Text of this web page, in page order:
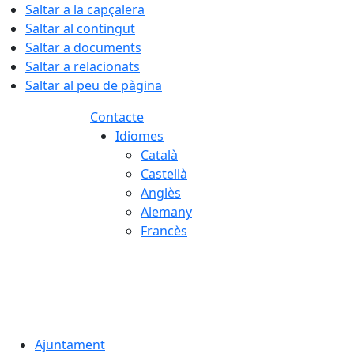
Saltar a la capçalera
Saltar al contingut
Saltar a documents
Saltar a relacionats
Saltar al peu de pàgina
Contacte
Idiomes
Català
Castellà
Anglès
Alemany
Francès
Ajuntament